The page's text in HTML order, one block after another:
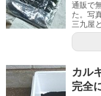
通販で
た。写
三九屋
カル
完全